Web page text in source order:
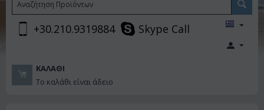
+30.210.9319884 Skype Call
ΚΑΛΆΘΙ
Το καλάθι είναι άδειο